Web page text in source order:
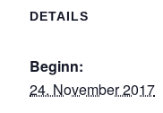
DETAILS
Beginn:
24. November 2017